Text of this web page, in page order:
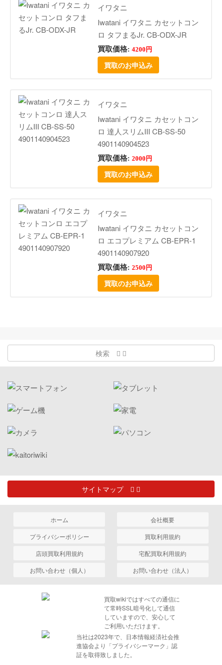
イワタニ
Iwatani イワタニ カセットコン
ロ タフまるJr. CB-ODX-JR
買取価格: 4200円
買取のお申込み
イワタニ
Iwatani イワタニ カセットコン
ロ 達人スリムIII CB-SS-50
4901140904523
買取価格: 2000円
買取のお申込み
イワタニ
Iwatani イワタニ カセットコン
ロ エコプレミアム CB-EPR-1
4901140907920
買取価格: 2500円
買取のお申込み
検索
サイトマップ
ホーム
会社概要
プライバシーポリシー
買取利用規約
店頭買取利用規約
宅配買取利用規約
お問い合わせ（個人）
お問い合わせ（法人）
買取wikiではすべての通信に
て常時SSL暗号化して通信
していますので、安心して
ご利用いただけます。
当社は2023年で、日本情報経済社会推
進協会より「プライバシーマーク」認
証を取得致しました。